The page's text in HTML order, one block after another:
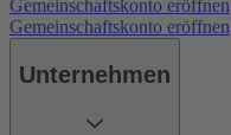
Gemeinschaftskonto eröffnen
Gemeinschaftskonto eröffnen
Unternehmen